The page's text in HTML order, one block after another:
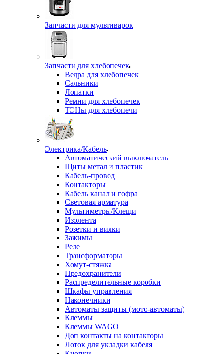
Запчасти для мультиварок
Запчасти для хлебопечек
Ведра для хлебопечек
Сальники
Лопатки
Ремни для хлебопечек
ТЭНы для хлебопечи
Электрика/Кабель
Автоматический выключатель
Щиты метал и пластик
Кабель-провод
Контакторы
Кабель канал и гофра
Световая арматура
Мультиметры/Клещи
Изолента
Розетки и вилки
Зажимы
Реле
Трансформаторы
Хомут-стяжка
Предохранители
Распределительные коробки
Шкафы управления
Наконечники
Автоматы защиты (мото-автоматы)
Клеммы
Клеммы WAGO
Доп контакты на контакторы
Лоток для укладки кабеля